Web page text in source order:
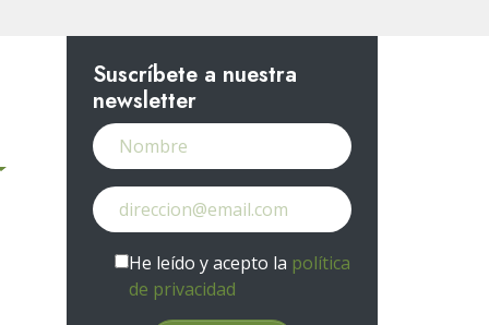
Suscríbete a nuestra
newsletter
He leído y acepto la política
de privacidad